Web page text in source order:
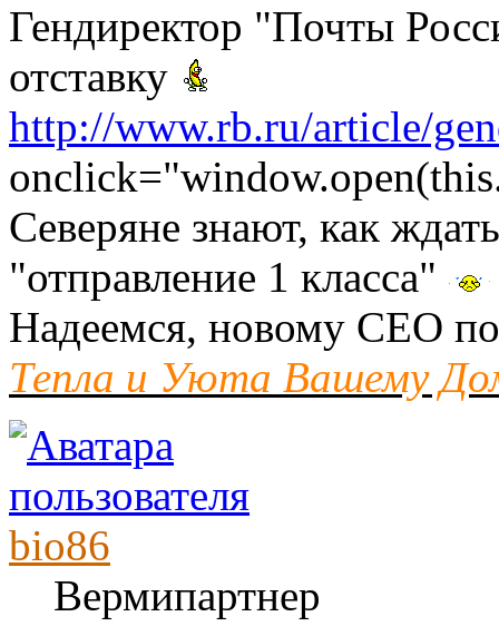
Гендиректор "Почты
отставку
http://www.rb.ru/article/
Северяне знают, как
"отправление 1 класса"
Надеемся, новому СЕО
Тепла и Уюта Вашему
bio86
Вермипартнер